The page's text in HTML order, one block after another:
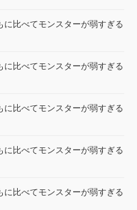
比べてモンスターが弱すぎる
比べてモンスターが弱すぎる
比べてモンスターが弱すぎる
比べてモンスターが弱すぎる
比べてモンスターが弱すぎる